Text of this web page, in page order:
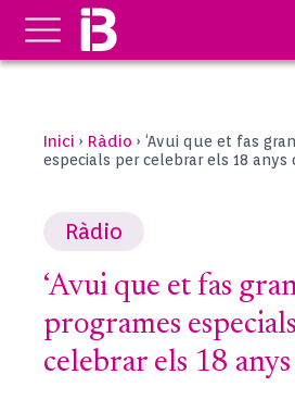
Inici › Ràdio › ‘Avui que et fas
especials per celebrar els 18 anys
Ràdio
‘Avui que et fas
programes
celebrar els 18 anys